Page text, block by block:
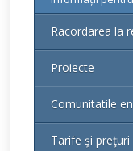
Racordarea la
Proiecte
Comunitatile
Tarife şi preţuri